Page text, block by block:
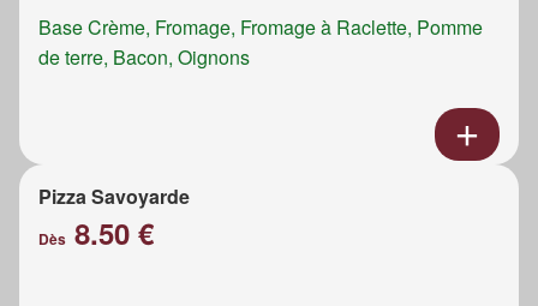
Base Crème, Fromage, Fromage à Raclette, Pomme
de terre, Bacon, Oignons
Pizza Savoyarde
Dès 8.50 €